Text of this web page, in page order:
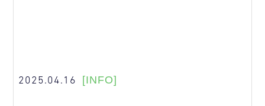
2025.04.16 [INFO]